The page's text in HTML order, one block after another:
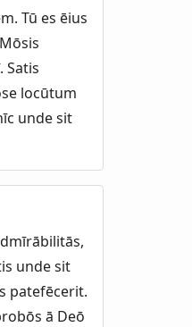
Tū es ēius
Satis
locūtum
unde sit
unde sit
patefēcerit.
ā Deō